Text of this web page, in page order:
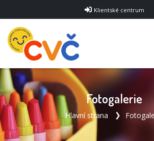
Klientské centrum
Fotogalerie
Hlavní strana